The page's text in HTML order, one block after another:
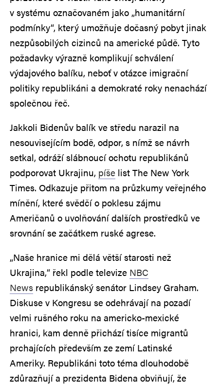
v systému označovaném jako „humanitární
podmínky“, který umožňuje dočasný pobyt jinak
nezpůsobilých cizinců na americké půdě. Tyto
požadavky výrazně komplikují schválení
výdajového balíku, neboť v otázce imigrační
politiky republikáni a demokraté roky nenachází
společnou řeč.
Jakkoli Bidenův balík ve středu narazil na
nesouvisejícím bodě, odpor, s nímž se návrh
setkal, odráží slábnoucí ochotu republikánů
podporovat Ukrajinu, píše list The New York
Times. Odkazuje přitom na průzkumy veřejného
mínění, které svědčí o poklesu zájmu
Američanů o uvolňování dalších prostředků ve
srovnání se začátkem ruské agrese.
„Naše hranice mi dělá větší starosti než
Ukrajina,“ řekl podle televize NBC
News republikánský senátor Lindsey Graham.
Diskuse v Kongresu se odehrávají na pozadí
velmi rušného roku na americko-mexické
hranici, kam denně přichází tisíce migrantů
prchajících především ze zemí Latinské
Ameriky. Republikáni toto téma dlouhodobě
zdůrazňují a prezidenta Bidena obviňují, že